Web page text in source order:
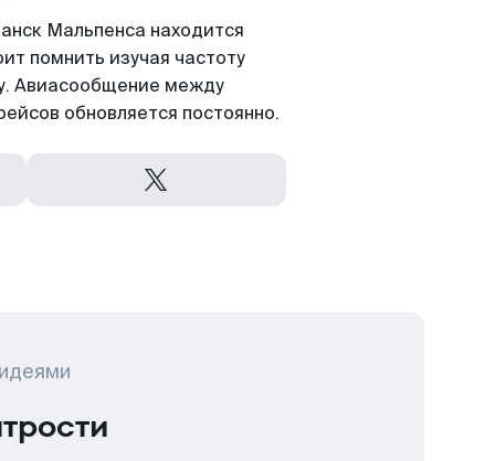
Мальпенса находится
помнить изучая частоту
Авиасообщение между
обновляется постоянно.